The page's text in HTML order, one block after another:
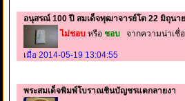
อนุสรณ์ 100 ปี สมเด็จพุฒาจารย์โต 22 มิถุนา
ไม่ชอบ หรือ ชอบ จากความน่าเชื่
เมื่อ 2014-05-19 13:04:55
พระสมเด็จพิมพ์โบราณชินบัญชรแตกลายงา